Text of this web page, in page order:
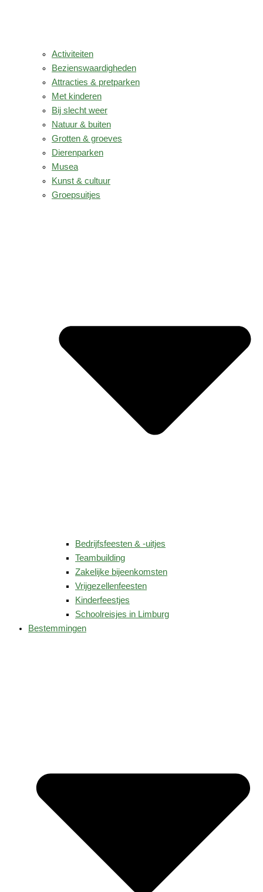
Activiteiten
Bezienswaardigheden
Attracties & pretparken
Met kinderen
Bij slecht weer
Natuur & buiten
Grotten & groeves
Dierenparken
Musea
Kunst & cultuur
Groepsuitjes
Bedrijfsfeesten & -uitjes
Teambuilding
Zakelijke bijeenkomsten
Vrijgezellenfeesten
Kinderfeestjes
Schoolreisjes in Limburg
Bestemmingen